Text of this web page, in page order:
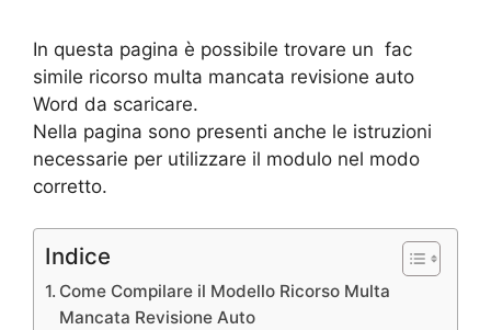
In questa pagina è possibile trovare un fac
simile ricorso multa mancata revisione auto
Word da scaricare.
Nella pagina sono presenti anche le istruzioni
necessarie per utilizzare il modulo nel modo
corretto.
Indice
Come Compilare il Modello Ricorso Multa
Mancata Revisione Auto